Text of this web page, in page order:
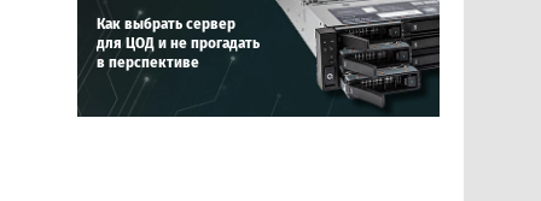
Как выбрать сервер
для ЦОД и не прогадать
в перспективе